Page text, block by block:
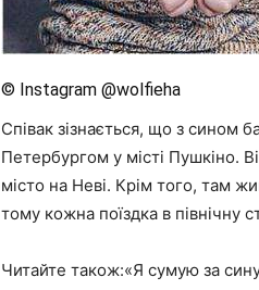
© Instagram @wolfieha
Співак зізнається, що з сином
Петербургом у місті Пушкіно.
місто на Неві. Крім того, там
тому кожна поїздка в північну
Читайте також:«Я сумую за